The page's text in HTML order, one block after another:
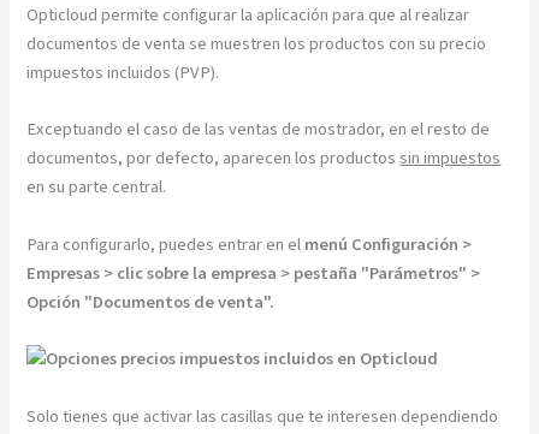
Opticloud permite configurar la aplicación para que al realizar
documentos de venta se muestren los productos con su precio
impuestos incluidos (PVP).
Exceptuando el caso de las ventas de mostrador, en el resto de
documentos, por defecto, aparecen los productossin impuestos
en su parte central.
Para configurarlo, puedes entrar en elmenú Configuración >
Empresas > clic sobre la empresa > pestaña "Parámetros" >
Opción "Documentos de venta".
Solo tienes que activar las casillas que te interesen dependiendo